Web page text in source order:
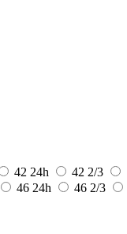
42 24h
42 2/3
46 24h
46 2/3